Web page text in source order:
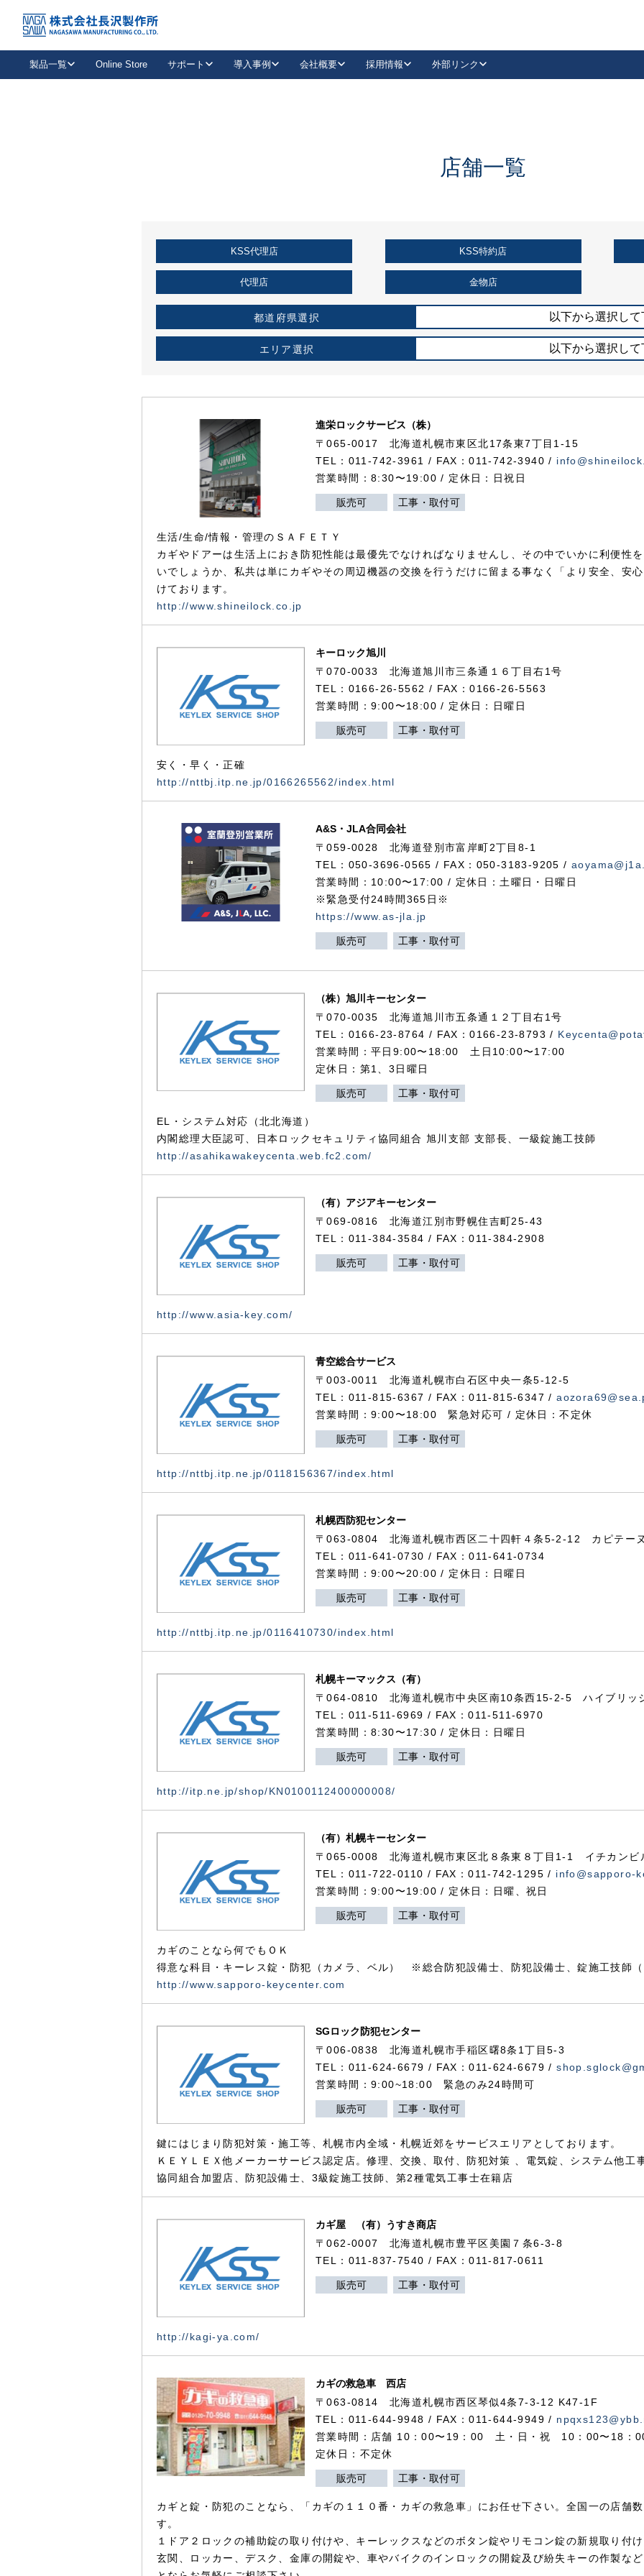
製品一覧
抗ウイルス・抗菌製品
キーレックスを品番からお探しいただけます。
Online Store サポート
取扱店情報
お役立ち情報
導入事例
企業様採用事例
会社概要 採用情報 外部リンク
LinkedIn
KSS加盟店・取扱店情報
店舗一覧
店舗一覧
KSS代理店 KSS特約店
代理店 金物店
都道府県選択 以下から選択し
エリア選択 以下から選択し
進栄ロックサービス（株）
〒065-0017 北海道札幌市東区北17条東7丁目1-15
TEL：011-742-3961 / FAX：011-742-3940 /
営業時間：8:30〜19:00 / 定休日：日祝日
販売可 工事・取付可
生活/生命/情報・管理のＳＡＦＥＴＹ
カギやドアーは生活上におき防犯性能は最優先でなければなりませんし、その中でいかに利便性
いでしょうか、私共は単にカギやその周辺機器の交換を行うだけに留まる事なく「より安全、安
けております。
http://www.shineilock.co.jp
キーロック旭川
〒070-0033 北海道旭川市三条通１６丁目右1号
TEL：0166-26-5562 / FAX：0166-26-5563
営業時間：9:00〜18:00 / 定休日：日曜日
販売可 工事・取付可
安く・早く・正確
http://nttbj.itp.ne.jp/0166265562/index.html
A&S・JLA合同会社
〒059-0028北海道登別市富岸町2丁目 8-1
TEL：050-3696-0565 / FAX：050-3183-9205 /
営業時間：10:00〜17:00 / 定休日：土曜日・日曜日
※緊急受付24時間365日※
https://www.as-jla.jp
販売可 工事・取付可
（株）旭川キーセンター
〒070-0035 北海道旭川市五条通１２丁目右1号
TEL：0166-23-8764 / FAX：0166-23-8793 /
営業時間：平日9:00〜18:00 土日10:00〜17:00
定休日：第1、3日曜日
販売可 工事・取付可
EL・システム対応（北北海道）
内閣総理大臣認可、日本ロックセキュリティ協同組合 旭川支部 支部長、一級錠施工技師
http://asahikawakeycenta.web.fc2.com/
（有）アジアキーセンター
〒069-0816 北海道江別市野幌住吉町25-43
TEL：011-384-3584 / FAX：011-384-2908
販売可 工事・取付可
http://www.asia-key.com/
青空総合サービス
〒003-0011 北海道札幌市白石区中央一条5-12-5
TEL：011-815-6367 / FAX：011-815-6347 /
営業時間：9:00〜18:00 緊急対応可 / 定休日：不定休
販売可 工事・取付可
http://nttbj.itp.ne.jp/0118156367/index.html
札幌西防犯センター
〒063-0804 北海道札幌市西区二十四軒４条5-2-12 カピテー
TEL：011-641-0730 / FAX：011-641-0734
営業時間：9:00〜20:00 / 定休日：日曜日
販売可 工事・取付可
http://nttbj.itp.ne.jp/0116410730/index.html
札幌キーマックス（有）
〒064-0810 北海道札幌市中央区南10条西15-2-5 ハイブリッ
TEL：011-511-6969 / FAX：011-511-6970
営業時間：8:30〜17:30 / 定休日：日曜日
販売可 工事・取付可
http://itp.ne.jp/shop/KN0100112400000008/
（有）札幌キーセンター
〒065-0008 北海道札幌市東区北８条東８丁目1-1 イチカンビ
TEL：011-722-0110 / FAX：011-742-1295 / info@sapporo-
営業時間：9:00〜19:00 / 定休日：日曜、祝日
販売可 工事・取付可
カギのことなら何でもＯＫ
得意な科目・キーレス錠・防犯（カメラ、ベル） ※総合防犯設備士、防犯設備士、錠施工技師
http://www.sapporo-keycenter.com
SGロック防犯センター
〒006-0838 北海道札幌市手稲区曙8条1丁目5-3
TEL：011-624-6679 / FAX：011-624-6679 /
営業時間：9:00~18:00 緊急のみ24時間可
販売可 工事・取付可
鍵にはじまり防犯対策・施工等、札幌市内全域・札幌近郊をサービスエリアとしております。
ＫＥＹＬＥＸ他メーカーサービス認定店。修理、交換、取付、防犯対策 、電気錠、システム他工
協同組合加盟店、防犯設備士、3級錠施工技師、第2種電気工事士在籍店
カギ屋 （有）うすき商店
〒062-0007 北海道札幌市豊平区美園７条6-3-8
TEL：011-837-7540 / FAX：011-817-0611
販売可 工事・取付可
http://kagi-ya.com/
カギの救急車 西店
〒063-0814 北海道札幌市西区琴似4条7-3-12 K47-1F
TEL：011-644-9948 / FAX：011-644-9949 /
営業時間：店舗 10：00〜19：00 土・日・祝 10：00〜18：
定休日：不定休
販売可 工事・取付可
カギと錠・防犯のことなら、「カギの１１０番・カギの救急車」にお任せ下さい。全国一の店舗
す。
１ドア２ロックの補助錠の取り付けや、キーレックスなどのボタン錠やリモコン錠の新規取り付
玄関、ロッカー、デスク、金庫の開錠や、車やバイクのインロックの開錠及び紛失キーの作製な